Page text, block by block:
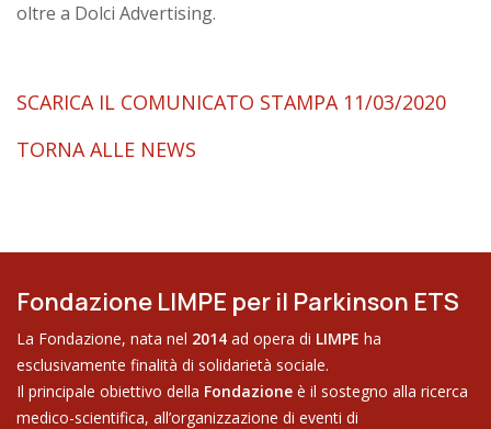
oltre a Dolci Advertising.
SCARICA IL COMUNICATO STAMPA 11/03/2020
TORNA ALLE NEWS
Fondazione LIMPE per il Parkinson ETS
La Fondazione, nata nel 2014 ad opera di LIMPE ha
esclusivamente finalità di solidarietà sociale.
Il principale obiettivo della Fondazione è il sostegno alla ricerca
medico-scientifica, all’organizzazione di eventi di